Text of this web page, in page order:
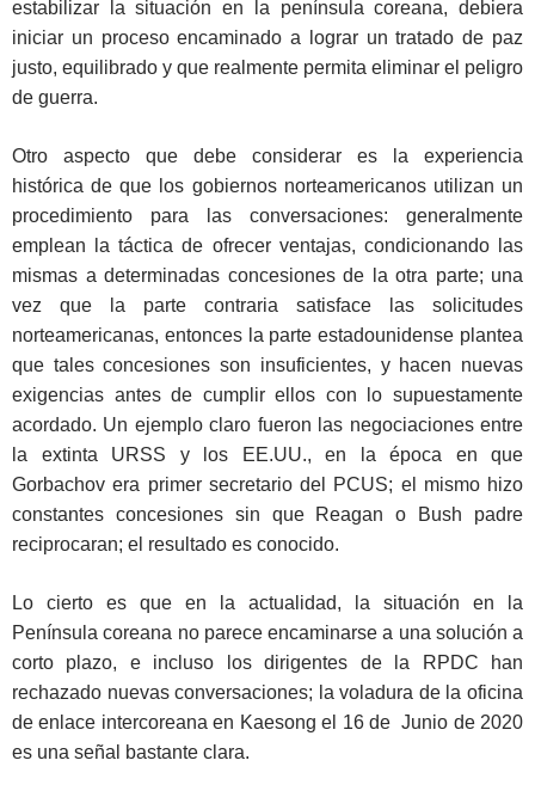
estabilizar la situación en la península coreana, debiera
iniciar un proceso encaminado a lograr un tratado de paz
justo, equilibrado y que realmente permita eliminar el peligro
de guerra.
Otro aspecto que debe considerar es la experiencia
histórica de que los gobiernos norteamericanos utilizan un
procedimiento para las conversaciones: generalmente
emplean la táctica de ofrecer ventajas, condicionando las
mismas a determinadas concesiones de la otra parte; una
vez que la parte contraria satisface las solicitudes
norteamericanas, entonces la parte estadounidense plantea
que tales concesiones son insuficientes, y hacen nuevas
exigencias antes de cumplir ellos con lo supuestamente
acordado. Un ejemplo claro fueron las negociaciones entre
la extinta URSS y los EE.UU., en la época en que
Gorbachov era primer secretario del PCUS; el mismo hizo
constantes concesiones sin que Reagan o Bush padre
reciprocaran; el resultado es conocido.
Lo cierto es que en la actualidad, la situación en la
Península coreana no parece encaminarse a una solución a
corto plazo, e incluso los dirigentes de la RPDC han
rechazado nuevas conversaciones; la voladura de la oficina
de enlace intercoreana en Kaesong el 16 de Junio de 2020
es una señal bastante clara.